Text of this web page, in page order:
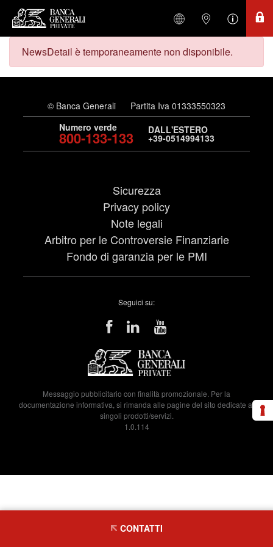
NewsDetail è temporaneamente non disponibile.
© Banca Generali
Partita Iva 01333550323
Numero verde
800-133-133 DALL'ESTERO
+39-0514994133
Sicurezza
Privacy policy
Note legali
Arbitro per le Controversie Finanziarie
Fondo di garanzia per le PMI
Seguici su:
Messaggio pubblicitario con finalità promozionale. Per la
documentazione informativa, si rimanda alle pagine del sito dedicate ai
singoli prodotti/servizi.
1.0.114
CONTATTI